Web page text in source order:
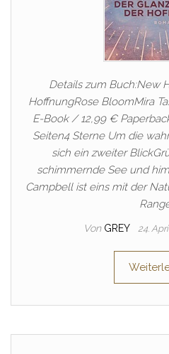
Details zum Buch:New
HoffnungRose BloomMira
E-Book / 12,99 €
Seiten4 Sterne Um die
sich ein zweiter
schimmernde See und
Campbell ist eins mit der
Von GREY 24.